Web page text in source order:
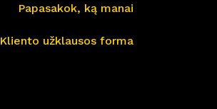
Papasakok, ką manai
Kliento užklausos forma